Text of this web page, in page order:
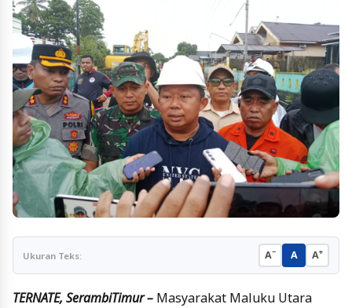
Ukuran Teks: A− A A+
TERNATE, SerambiTimur – Masyarakat Maluku Utara